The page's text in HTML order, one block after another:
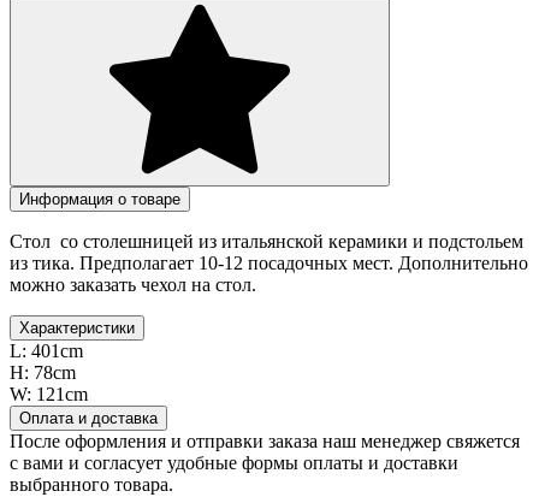
Информация о товаре
Стол со столешницей из итальянской керамики и подстольем
из тика. Предполагает 10-12 посадочных мест. Дополнительно
можно заказать чехол на стол.
Характеристики
L: 401cm
H: 78cm
W: 121cm
Оплата и доставка
После оформления и отправки заказа наш менеджер свяжется
с вами и согласует удобные формы оплаты и доставки
выбранного товара.